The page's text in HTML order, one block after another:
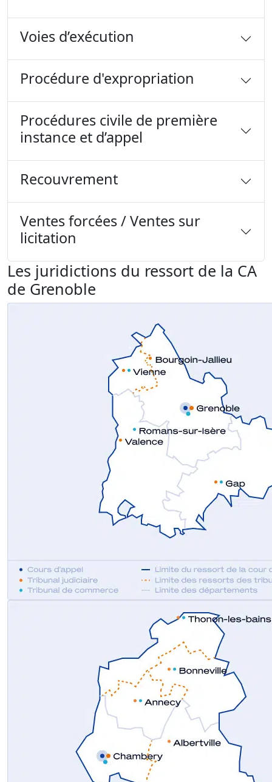
Voies d’exécution
Procédure d'expropriation
Procédures civile de première
instance et d’appel
Recouvrement
Ventes forcées / Ventes sur
licitation
Les juridictions du ressort de la CA
de Grenoble